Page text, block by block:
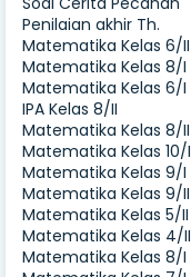
Penilaian akhir Th.
Matematika Kelas 6/II
Matematika Kelas 8/I
Matematika Kelas 6/I
IPA Kelas 8/II
Matematika Kelas 8/II
Matematika Kelas 10/I
Matematika Kelas 9/I
Matematika Kelas 9/II
Matematika Kelas 5/II
Matematika Kelas 4/II
Matematika Kelas 8/I